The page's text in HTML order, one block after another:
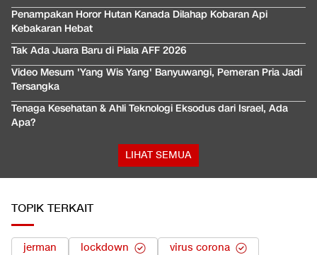
Penampakan Horor Hutan Kanada Dilahap Kobaran Api
Kebakaran Hebat
Tak Ada Juara Baru di Piala AFF 2026
Video Mesum 'Yang Wis Yang' Banyuwangi, Pemeran Pria Jadi
Tersangka
Tenaga Kesehatan & Ahli Teknologi Eksodus dari Israel, Ada
Apa?
LIHAT SEMUA
TOPIK TERKAIT
jerman lockdown
virus corona